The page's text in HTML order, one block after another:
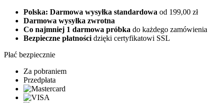
Polska: Darmowa wysyłka standardowa od 199,00 zł
Darmowa wysyłka zwrotna
Co najmniej 1 darmowa próbka do każdego zamówienia
Bezpieczne płatności dzięki certyfikatowi SSL
Płać bezpiecznie
Za pobraniem
Przedpłata